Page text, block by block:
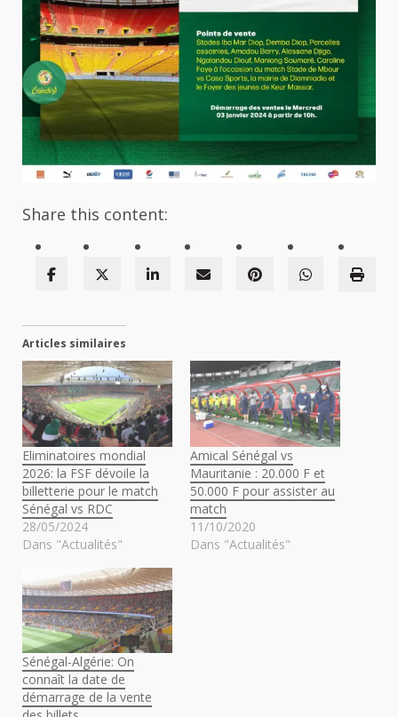
Share this content:
Articles similaires
Eliminatoires mondial
2026: la FSF dévoile la
billetterie pour le match
Sénégal vs RDC
28/05/2024
Dans "Actualités"
Amical Sénégal vs
Mauritanie : 20.000 F et
50.000 F pour assister au
match
11/10/2020
Dans "Actualités"
Sénégal-Algérie: On
connaît la date de
démarrage de la vente